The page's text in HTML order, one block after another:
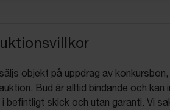
objekt på uppdrag av
Bud är alltid bindande och kan
befintligt skick och utan garanti. Vi